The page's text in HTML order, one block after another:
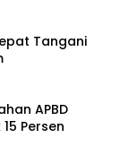
Tangani
APBD
Persen